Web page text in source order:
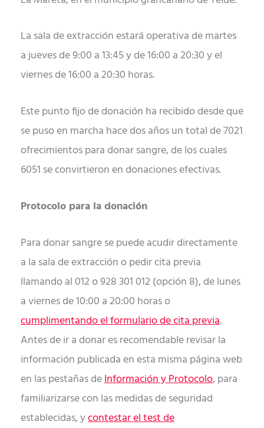
La sala de extracción estará operativa de martes
a jueves de 9:00 a 13:45 y de 16:00 a 20:30 y el
viernes de 16:00 a 20:30 horas.
Este punto fijo de donación ha recibido desde que
se puso en marcha hace dos años un total de 7021
ofrecimientos para donar sangre, de los cuales
6051 se convirtieron en donaciones efectivas.
Protocolo para la donación
Para donar sangre se puede acudir directamente
a la sala de extracción o pedir cita previa
llamando al 012 o 928 301 012 (opción 8), de lunes
a viernes de 10:00 a 20:00 horas o
cumplimentando el formulario de cita previa.
Antes de ir a donar es recomendable revisar la
información publicada en esta misma página web
en las pestañas deInformación y Protocolo, para
familiarizarse con las medidas de seguridad
establecidas, ycontestar el test de